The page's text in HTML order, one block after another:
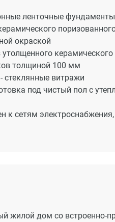
ленточные фундаменты
окраской
утолщенного
толщиной 100 мм
стеклянные витражи
под чистый пол с
к сетям
жилой дом со встроенно-